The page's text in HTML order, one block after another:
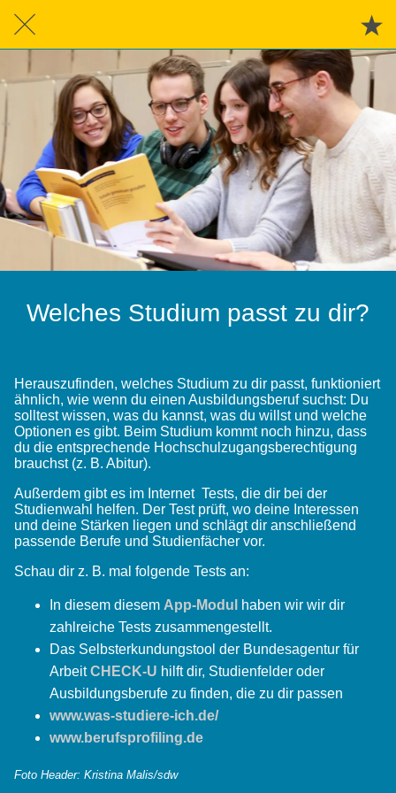
Welches Studium passt zu dir?
Herauszufinden, welches Studium zu dir passt, funktioniert
ähnlich, wie wenn du einen Ausbildungsberuf suchst: Du
solltest wissen, was du kannst, was du willst und welche
Optionen es gibt. Beim Studium kommt noch hinzu, dass
du die entsprechende Hochschulzugangsberechtigung
brauchst (z. B. Abitur).
Außerdem gibt es im Internet Tests, die dir bei der
Studienwahl helfen. Der Test prüft, wo deine Interessen
und deine Stärken liegen und schlägt dir anschließend
passende Berufe und Studienfächer vor.
Schau dir z. B. mal folgende Tests an:
In diesem diesem App-Modul
haben wir wir dir
zahlreiche Tests zusammengestellt.
Das Selbsterkundungstool der Bundesagentur für
ArbeitCHECK-U hilft dir, Studienfelder oder
Ausbildungsberufe zu finden, die zu dir passen
www.was-studiere-ich.de/
www.berufsprofiling.de
Foto Header: Kristina Malis/sdw